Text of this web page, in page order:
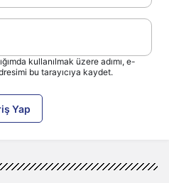
kullanılmak üzere adımı, e-
bu tarayıcıya kaydet.
Yap